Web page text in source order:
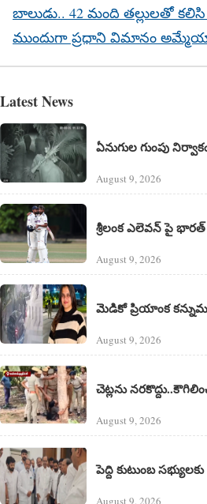
బాలుడు.. 42 మంది తల్లులతో కలిసి
ముందుగా ప్రధాని విమానం
Latest News
ఏనుగుల గుంపు
August 9, 2026
శ్రీలంక ఎలెవన్‌ పై
August 9, 2026
మెడికో ప్రియాంక
August 9, 2026
చెట్లను
August 9, 2026
పెద్ది కుటుంబ
August 9, 2026